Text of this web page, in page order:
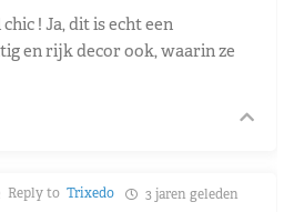
! Ja, dit is echt een
en rijk decor ook, waarin ze
Reply to Trixedo 3 jaren geleden